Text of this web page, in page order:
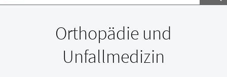
Orthopädie und
Unfallmedizin